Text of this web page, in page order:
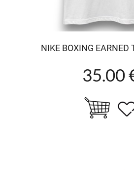
NIKE BOXING EARNED
35.00